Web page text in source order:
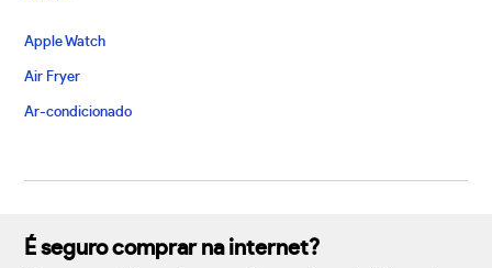
Apple Watch
Air Fryer
Ar-condicionado
É seguro comprar na internet?